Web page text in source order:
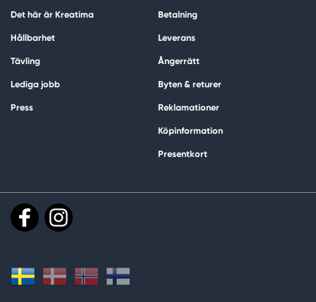
Det här är Kreatima
Hållbarhet
Tävling
Lediga jobb
Press
Betalning
Leverans
Ångerrätt
Byten & returer
Reklamationer
Köpinformation
Presentkort